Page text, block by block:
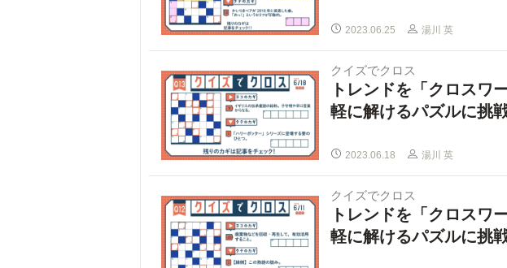
2023.06.25 湯川 英
クイズでクロス
トレンドを「クロスワ
軽に解けるパズルに挑
2023.06.18 湯川 英
クイズでクロス
トレンドを「クロスワ
軽に解けるパズルに挑